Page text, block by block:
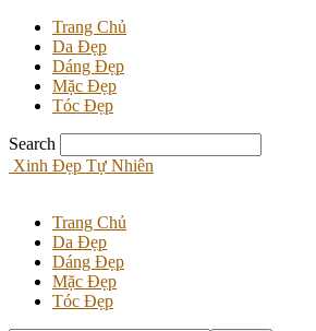
Trang Chủ
Da Đẹp
Dáng Đẹp
Mặc Đẹp
Tóc Đẹp
Search
Xinh Đẹp Tự Nhiên
Trang Chủ
Da Đẹp
Dáng Đẹp
Mặc Đẹp
Tóc Đẹp